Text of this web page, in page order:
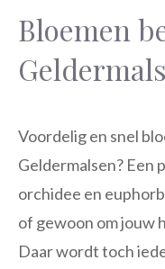
Bloemen
Voordelig en snel
Geldermalsen? Een
orchidee en
of gewoon om jouw
Daar wordt toch